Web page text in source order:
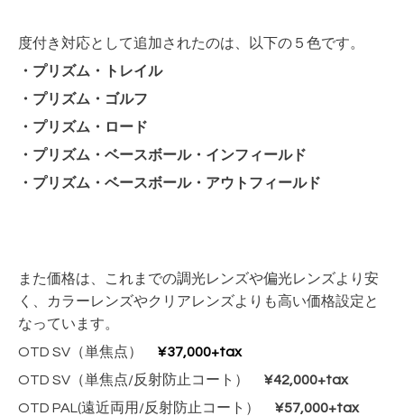
度付き対応として追加されたのは、以下の５色です。
・プリズム・トレイル
・プリズム・ゴルフ
・プリズム・ロード
・プリズム・ベースボール・インフィールド
・プリズム・ベースボール・アウトフィールド
また価格は、これまでの調光レンズや偏光レンズより安
く、カラーレンズやクリアレンズよりも高い価格設定と
なっています。
OTD SV（単焦点） ¥37,000+tax
OTD SV（単焦点/反射防止コート） ¥42,000+tax
OTD PAL(遠近両用/反射防止コート） ¥57,000+tax